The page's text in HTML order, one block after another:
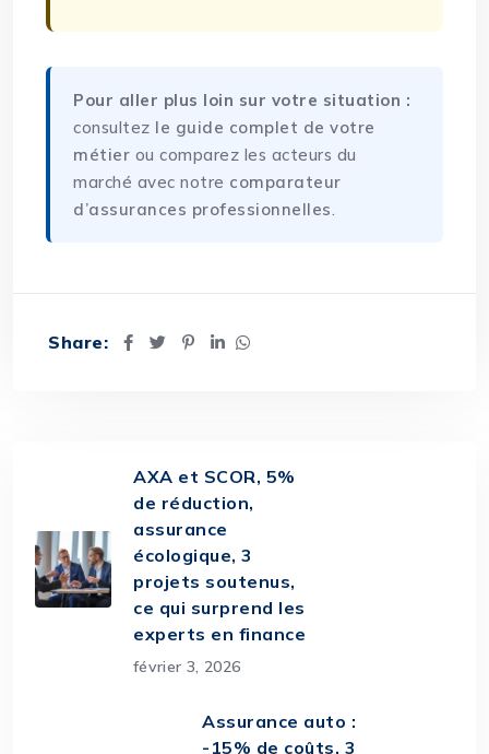
Pour aller plus loin sur votre situation :
consultez le guide complet de votre
métier ou comparez les acteurs du
marché avec notre comparateur
d’assurances professionnelles.
Share:
AXA et SCOR, 5%
de réduction,
assurance
écologique, 3
projets soutenus,
ce qui surprend les
experts en finance
février 3, 2026
Assurance auto :
-15% de coûts, 3